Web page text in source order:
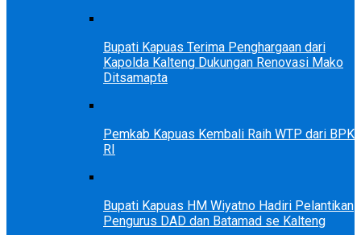
Bupati Kapuas Terima Penghargaan dari
Kapolda Kalteng Dukungan Renovasi Mako
Ditsamapta
Pemkab Kapuas Kembali Raih WTP dari BPK
RI
Bupati Kapuas HM Wiyatno Hadiri Pelantikan
Pengurus DAD dan Batamad se Kalteng